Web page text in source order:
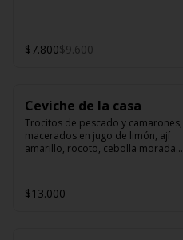
$7.800$9.600
Ceviche de la casa
Trocitos de pescado y camarones,
macerados en jugo de limón, ají
amarillo, rocoto, cebolla morada.
$13.000